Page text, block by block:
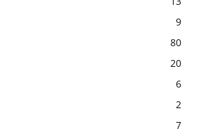
9
80
20
6
2
7